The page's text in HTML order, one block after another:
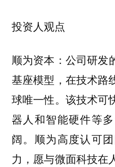
投资人观点
顺为资本： 公司研发
基座模型，在技术路
球唯一性。该技术可
器人和智能硬件等
阔。顺为高度认可
力，愿与微面科技在